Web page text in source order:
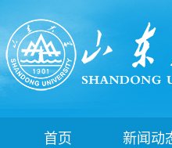
首页 新闻动